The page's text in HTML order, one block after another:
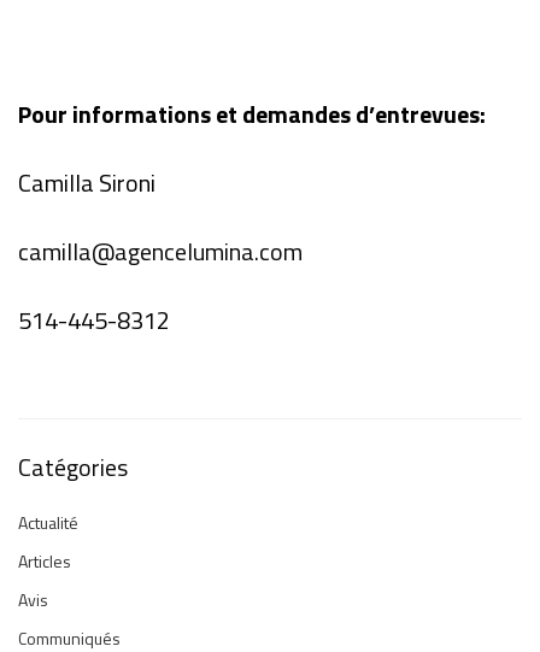
Pour informations et demandes d’entrevues:
Camilla Sironi
camilla@agencelumina.com
514-445-8312
Catégories
Actualité
Articles
Avis
Communiqués